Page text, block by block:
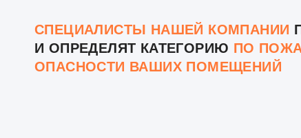
СПЕЦИАЛИСТЫ НАШЕЙ КОМПАНИИ
И ОПРЕДЕЛЯТ КАТЕГОРИЮ ПО
ОПАСНОСТИ ВАШИХ ПОМЕЩЕНИЙ